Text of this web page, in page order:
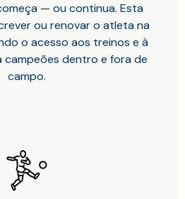
— ou continua. Esta
ou renovar o atleta na
o acesso aos treinos e à
campeões dentro e fora de
campo.